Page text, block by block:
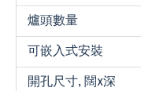
爐頭數量
可嵌入式安裝
開孔尺寸, 闊x深